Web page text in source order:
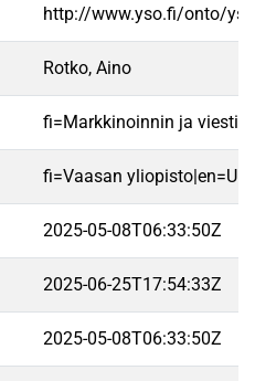
http://www.yso.fi/onto/
Rotko, Aino
fi=Markkinoinnin ja
fi=Vaasan
2025-05-08T06:33:50Z
2025-06-25T17:54:33Z
2025-05-08T06:33:50Z